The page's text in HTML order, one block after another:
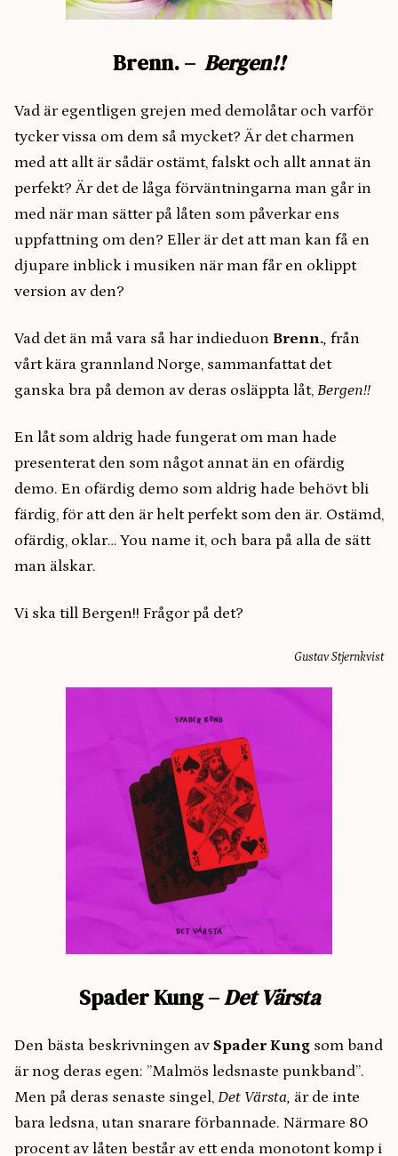
Brenn. – Bergen!!
Vad är egentligen grejen med demolåtar och varför
tycker vissa om dem så mycket? Är det charmen
med att allt är sådär ostämt, falskt och allt annat än
perfekt? Är det de låga förväntningarna man går in
med när man sätter på låten som påverkar ens
uppfattning om den? Eller är det att man kan få en
djupare inblick i musiken när man får en oklippt
version av den?
Vad det än må vara så har indieduon Brenn., från
vårt kära grannland Norge, sammanfattat det
ganska bra på demon av deras osläppta låt, Bergen!!
En låt som aldrig hade fungerat om man hade
presenterat den som något annat än en ofärdig
demo. En ofärdig demo som aldrig hade behövt bli
färdig, för att den är helt perfekt som den är. Ostämd,
ofärdig, oklar… You name it, och bara på alla de sätt
man älskar.
Vi ska till Bergen!! Frågor på det?
Gustav Stjernkvist
Spader Kung –Det Värsta
Den bästa beskrivningen av Spader Kung som band
är nog deras egen: ”Malmös ledsnaste punkband”.
Men på deras senaste singel, Det Värsta, är de inte
bara ledsna, utan snarare förbannade. Närmare 80
procent av låten består av ett enda monotont komp i